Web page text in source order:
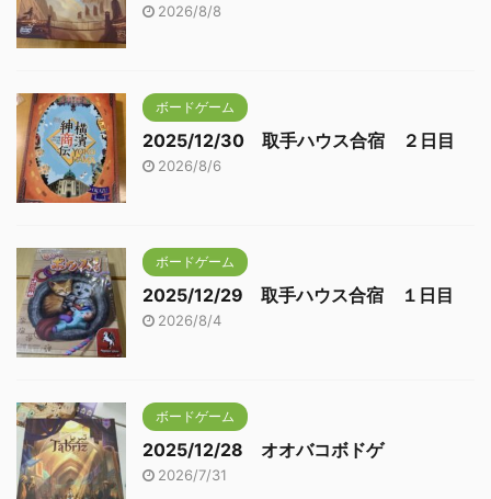
2026/8/8
ボードゲーム
2025/12/30 取手ハウス合宿 ２日目
2026/8/6
ボードゲーム
2025/12/29 取手ハウス合宿 １日目
2026/8/4
ボードゲーム
2025/12/28 オオバコボドゲ
2026/7/31